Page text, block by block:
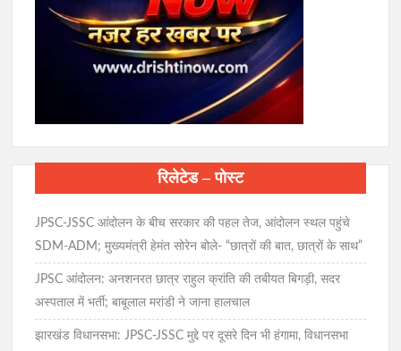
रिलेटेड – पोस्ट
JPSC-JSSC आंदोलन के बीच सरकार की पहल तेज, आंदोलन स्थल पहुंचे
SDM-ADM; मुख्यमंत्री हेमंत सोरेन बोले- “छात्रों की बात, छात्रों के साथ”
JPSC आंदोलन: अनशनरत छात्र राहुल क्रांति की तबीयत बिगड़ी, सदर
अस्पताल में भर्ती; बाबूलाल मरांडी ने जाना हालचाल
झारखंड विधानसभा: JPSC-JSSC मुद्दे पर दूसरे दिन भी हंगामा, विधानसभा